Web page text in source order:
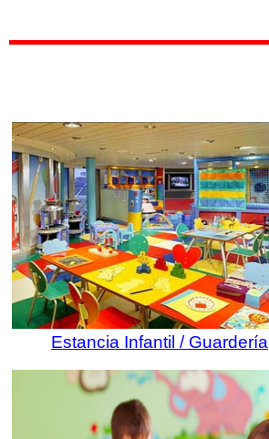
Estancia Infantil / Guardería